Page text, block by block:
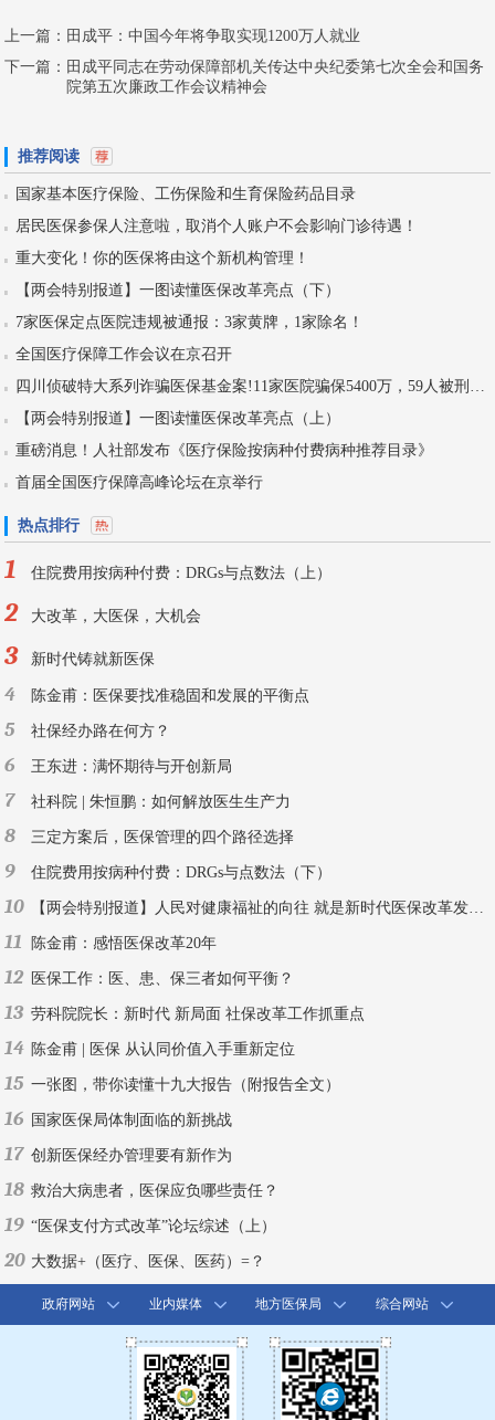
上一篇： 田成平：中国今年将争取实现1200万人就业
下一篇： 田成平同志在劳动保障部机关传达中央纪委第七次全会和国务
院第五次廉政工作会议精神会
推荐阅读
国家基本医疗保险、工伤保险和生育保险药品目录
居民医保参保人注意啦，取消个人账户不会影响门诊待遇！
重大变化！你的医保将由这个新机构管理！
【两会特别报道】一图读懂医保改革亮点（下）
7家医保定点医院违规被通报：3家黄牌，1家除名！
全国医疗保障工作会议在京召开
【两会特别报道】一图读懂医保改革亮点（上）
重磅消息！人社部发布《医疗保险按病种付费病种推荐目录》
首届全国医疗保障高峰论坛在京举行
热点排行
1 住院费用按病种付费：DRGs与点数法（上）
2 大改革，大医保，大机会
3 新时代铸就新医保
4 陈金甫：医保要找准稳固和发展的平衡点
5 社保经办路在何方？
6 王东进：满怀期待与开创新局
7 社科院 | 朱恒鹏：如何解放医生生产力
8 三定方案后，医保管理的四个路径选择
9 住院费用按病种付费：DRGs与点数法（下）
10 【两会特别报道】人民对健康福祉的向往 就是新时代医保改革发展的目标
11 陈金甫：感悟医保改革20年
12 医保工作：医、患、保三者如何平衡？
13 劳科院院长：新时代 新局面 社保改革工作抓重点
14 陈金甫 | 医保 从认同价值入手重新定位
15 一张图，带你读懂十九大报告（附报告全文）
16 国家医保局体制面临的新挑战
17 创新医保经办管理要有新作为
18 救治大病患者，医保应负哪些责任？
19 “医保支付方式改革”论坛综述（上）
20 大数据+（医疗、医保、医药）=？
政府网站 业内媒体 地方医保局 综合网站